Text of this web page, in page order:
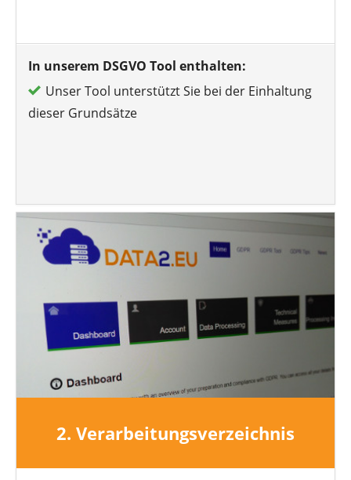
In unserem DSGVO Tool enthalten:
Unser Tool unterstützt Sie bei der Einhaltung
dieser Grundsätze
2. Verarbeitungsverzeichnis